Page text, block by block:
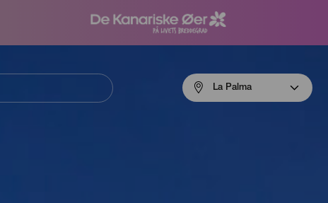
La Palma